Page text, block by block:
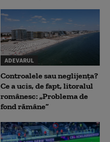
ADEVARUL
Controalele sau neglijența?
Ce a ucis, de fapt, litoralul
românesc: „Problema de
fond rămâne”